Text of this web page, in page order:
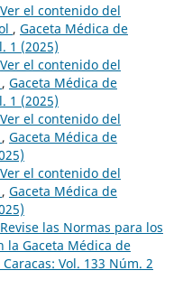
Ver el contenido del
, Gaceta Médica de
1 (2025)
Ver el contenido del
, Gaceta Médica de
1 (2025)
Ver el contenido del
, Gaceta Médica de
Ver el contenido del
, Gaceta Médica de
Revise las Normas para los
la Gaceta Médica de
Vol. 133 Núm. 2